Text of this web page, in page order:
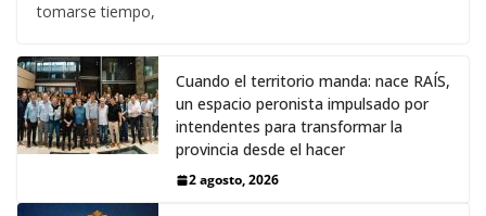
tomarse tiempo,
Cuando el territorio manda: nace RAÍS,
un espacio peronista impulsado por
intendentes para transformar la
provincia desde el hacer
2 agosto, 2026